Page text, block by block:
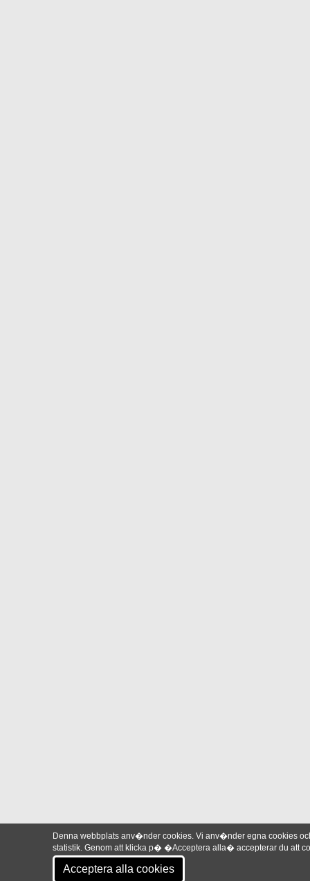
Denna webbplats anv�nder cookies. Vi anv�nder egna cookies
statistik. Genom att klicka p� �Acceptera alla� accepterar du att
Acceptera alla cookies